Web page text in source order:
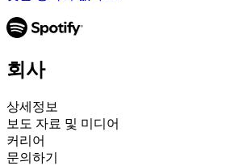
회사
상세정보
보도 자료 및 미디어
커리어
문의하기